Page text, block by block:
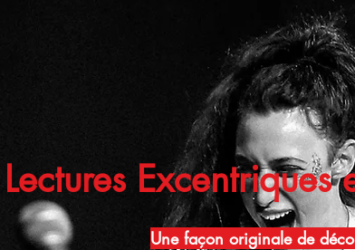
Lectures
Une façon originale de